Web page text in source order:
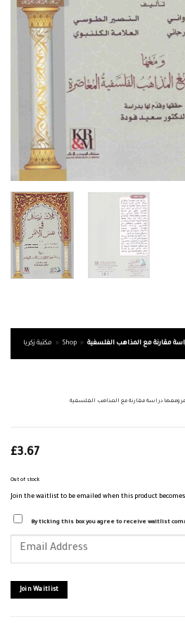
مكتبة زكريا » Shop » مقارنة مع المذاهب الفلسفية
ومعها دراسة مقارنة مع المذاهب الفلسفية
£3.67
Out of stock
Join the waitlist to be emailed when this product
By ticking this box you agree to receive waitlist
your
join
the
Join Waitlist